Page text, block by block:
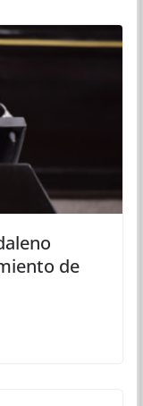
de